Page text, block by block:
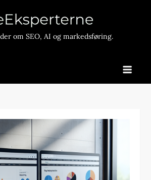
om SEO, AI og markedsføring.